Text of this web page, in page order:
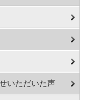
いただいた声